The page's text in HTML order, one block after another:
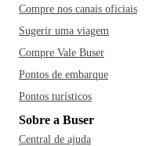
Compre nos canais oficiais
Sugerir uma viagem
Compre Vale Buser
Pontos de embarque
Pontos turísticos
Sobre a Buser
Central de ajuda